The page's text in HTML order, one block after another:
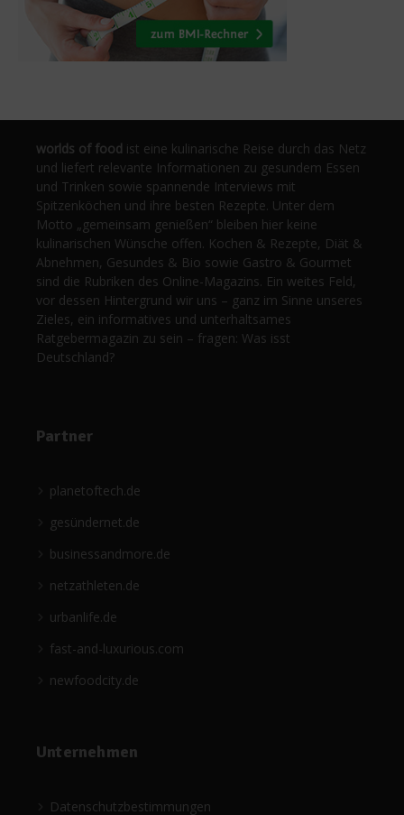
worlds of food ist eine kulinarische Reise durch das Netz
und liefert relevante Informationen zu gesundem Essen
und Trinken sowie spannende Interviews mit
Spitzenköchen und ihre besten Rezepte. Unter dem
Motto „gemeinsam genießen“ bleiben hier keine
kulinarischen Wünsche offen. Kochen & Rezepte, Diät &
Abnehmen, Gesundes & Bio sowie Gastro & Gourmet
sind die Rubriken des Online-Magazins. Ein weites Feld,
vor dessen Hintergrund wir uns – ganz im Sinne unseres
Zieles, ein informatives und unterhaltsames
Ratgebermagazin zu sein – fragen: Was isst
Deutschland?
Partner
planetoftech.de
gesündernet.de
businessandmore.de
netzathleten.de
urbanlife.de
fast-and-luxurious.com
newfoodcity.de
Unternehmen
Datenschutzbestimmungen